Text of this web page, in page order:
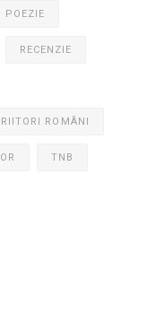
POEZIE
RECENZIE
ROMÂNI
TNB